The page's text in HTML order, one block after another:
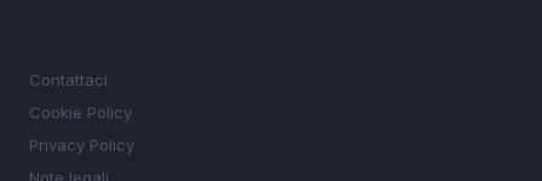
Contattaci
Cookie Policy
Privacy Policy